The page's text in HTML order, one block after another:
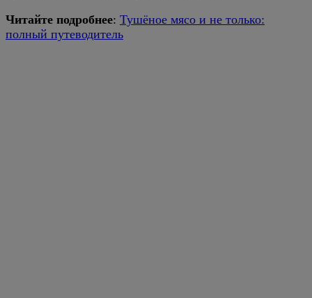
Читайте подробнее: Тушёное мясо и не только:
полный путеводитель